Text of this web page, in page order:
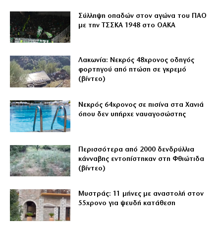
Σύλληψη οπαδών στον αγώνα του ΠΑΟ
με την ΤΣΣΚΑ 1948 στο ΟΑΚΑ
Λακωνία: Νεκρός 48χρονος οδηγός
φορτηγού από πτώση σε γκρεμό
(βίντεο)
Νεκρός 64χρονος σε πισίνα στα Χανιά
όπου δεν υπήρχε ναυαγοσώστης
Περισσότερα από 2000 δενδρύλλια
κάνναβης εντοπίστηκαν στη Φθιώτιδα
(βίντεο)
Μυστράς: 11 μήνες με αναστολή στον
55χρονο για ψευδή κατάθεση